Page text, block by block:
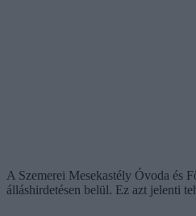
A Szemerei Mesekastély Óvoda és
álláshirdetésen belül. Ez azt jelenti